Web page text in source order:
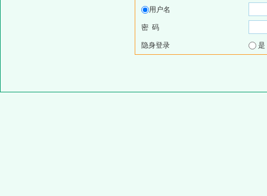
用户名
密 码
隐身登录